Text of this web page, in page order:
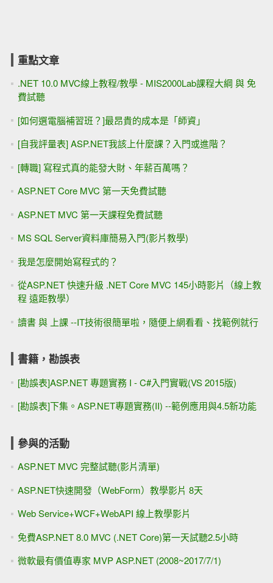
重點文章
.NET 10.0 MVC線上教程/教學 - MIS2000Lab課程大綱 與 免
費試聽
[如何選電腦補習班？]最昂貴的成本是「師資」
[自我評量表] ASP.NET我該上什麼課？入門或進階？
[轉職] 寫程式真的能發大財、年薪百萬嗎？
ASP.NET Core MVC 第一天免費試聽
ASP.NET MVC 第一天課程免費試聽
MS SQL Server資料庫簡易入門(影片教學)
我是怎麼開始寫程式的？
從ASP.NET 快速升級 .NET Core MVC 145小時影片（線上教
程 遠距教學）
讀書 與 上課 --IT技術很簡單啦，隨便上網看看、找範例就行
書籍，勘誤表
[勘誤表]ASP.NET 專題實務 I - C#入門實戰(VS 2015版)
[勘誤表]下集。ASP.NET專題實務(II) --範例應用與4.5新功能
參與的活動
ASP.NET MVC 完整試聽(影片清單)
ASP.NET快速開發（WebForm）教學影片 8天
Web Service+WCF+WebAPI 線上教學影片
免費ASP.NET 8.0 MVC (.NET Core)第一天試聽2.5小時
微軟最有價值專家 MVP ASP.NET (2008~2017/7/1)